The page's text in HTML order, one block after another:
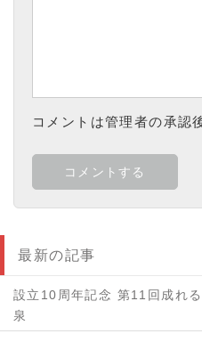
コメントは管理者の承認
最新の記事
設立10周年記念 第11回成れ
泉